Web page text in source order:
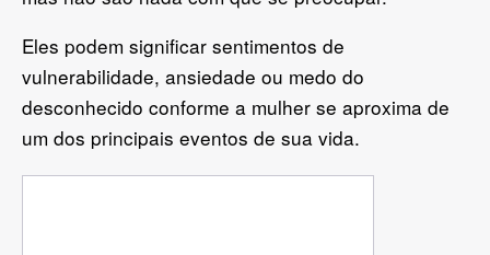
Eles podem significar sentimentos de
vulnerabilidade, ansiedade ou medo do
desconhecido conforme a mulher se aproxima de
um dos principais eventos de sua vida.